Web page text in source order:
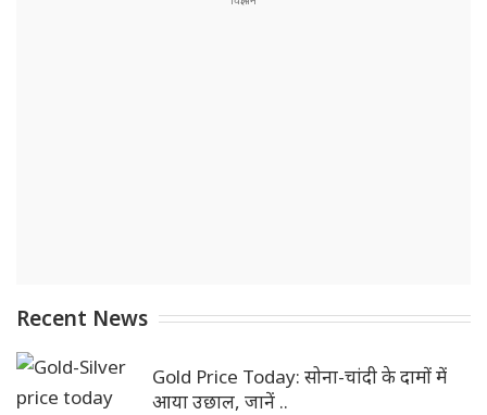
Recent News
Gold Price Today: सोना-चांदी के दामों में
आया उछाल, जानें ..